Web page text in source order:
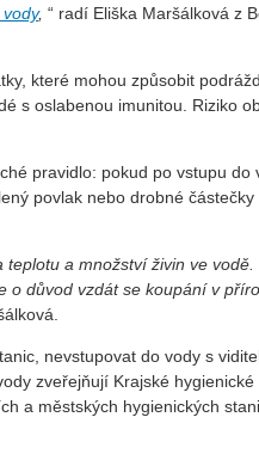
, “ radí Eliška Maršálková z
které mohou způsobit
s oslabenou imunitou. Riziko
pravidlo: pokud po vstupu
povlak nebo drobné
a množství živin ve
o důvod vzdát se koupání v
nevstupovat do vody s
zveřejňují Krajské
a městských hygienických